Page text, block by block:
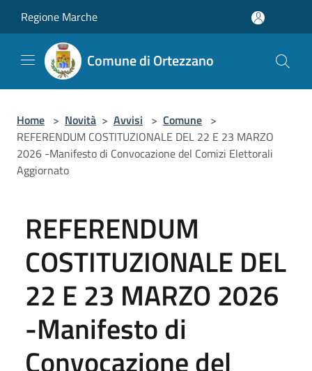
Regione Marche
Comune di Ortezzano
Home > Novità > Avvisi > Comune >
REFERENDUM COSTITUZIONALE DEL 22 E 23 MARZO
2026 -Manifesto di Convocazione del Comizi Elettorali
Aggiornato
REFERENDUM
COSTITUZIONALE DEL
22 E 23 MARZO 2026
-Manifesto di
Convocazione del